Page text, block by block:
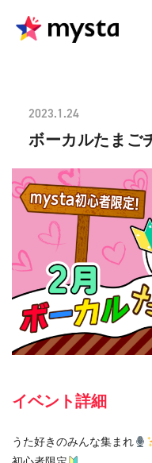
2023.1.24
ボーカルたまご
イベント詳細
うた好きのみんな集まれ